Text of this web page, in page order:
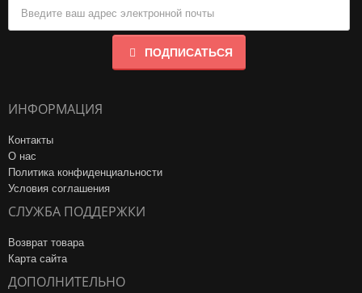
ПОДПИСАТЬСЯ
ИНФОРМАЦИЯ
Контакты
О нас
Политика конфиденциальности
Условия соглашения
СЛУЖБА ПОДДЕРЖКИ
Возврат товара
Карта сайта
ДОПОЛНИТЕЛЬНО